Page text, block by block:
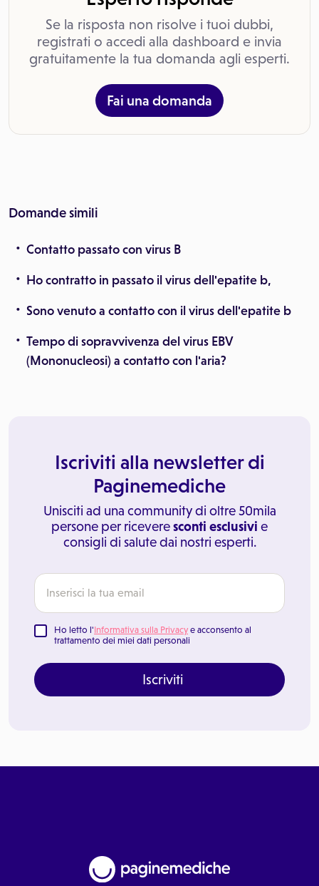
Se la risposta non risolve i tuoi dubbi,
registrati o accedi alla dashboard e invia
gratuitamente la tua domanda agli esperti.
Fai una domanda
Domande simili
Contatto passato con virus B
Ho contratto in passato il virus dell'epatite b,
Sono venuto a contatto con il virus dell'epatite b
Tempo di sopravvivenza del virus EBV
(Mononucleosi) a contatto con l'aria?
Iscriviti alla newsletter di
Paginemediche
Unisciti ad una community di oltre 50mila
persone per riceveresconti esclusivi e
consigli di salute dai nostri esperti.
Ho letto l'Informativa sulla Privacy e acconsento al
trattamento dei miei dati personali
Iscriviti